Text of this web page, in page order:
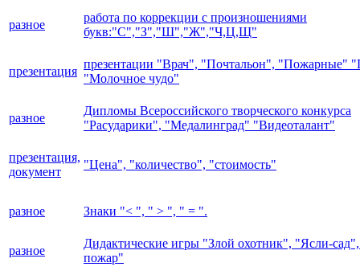
разное
работа по коррекции с произношениями
букв:"С","З","Ш","Ж","Ч,Ц,Щ"
презентация
презентации "Врач", "Почтальон", "Пожарные"
"Молочное чудо"
разное
Дипломы Всероссийского творческого конкурса
"Расударики", "Медалинград" "Видеоталант"
презентация,
документ
"Цена", "количество", "стоимость"
разное Знаки "< ", " > ", " = ".
разное
Дидактические игры "Злой охотник", "Ясли-
пожар"